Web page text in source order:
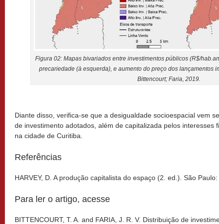
Figura 02: Mapas bivariados entre investimentos públicos (R$/
precariedade (à esquerda), e aumento do preço dos lançamentos
Bittencourt; Faria, 2019.
Diante disso, verifica-se que a desigualdade socioespacial vem
de investimento adotados, além de capitalizada pelos interesses
na cidade de Curitiba.
Referências
HARVEY, D. A produção capitalista do espaço (2. ed.). São
Para ler o artigo, acesse
BITTENCOURT, T. A. and FARIA, J. R. V. Distribuição de